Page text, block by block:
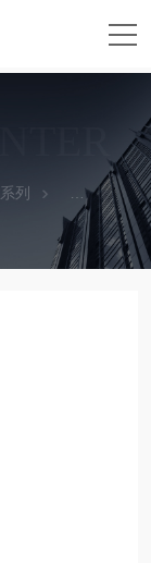
列 电池恒温箱